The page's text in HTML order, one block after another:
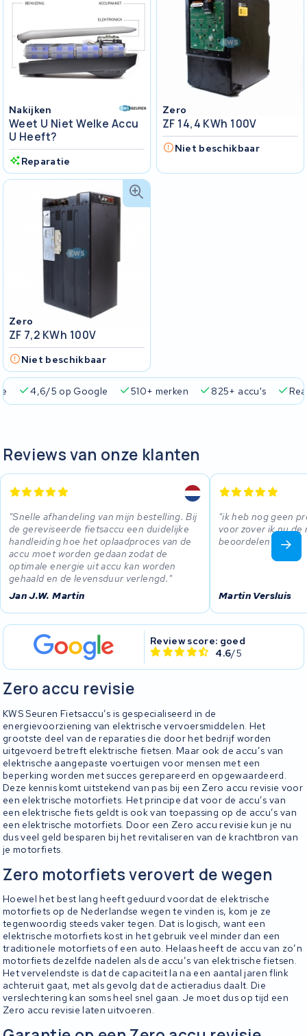
Nakijken
Weet U Niet Welke Accu
U Heeft?
Reparatie
Zero
ZF 14,4 KWh 100V
Niet beschikbaar
Zero
ZF 7,2 KWh 100V
Niet beschikbaar
4,6/5 op Google 510+ merken 825+ accu's
Reviews van onze klanten
Snelle afhandeling van mijn bestelling. Bij
de gereviseerde fietsaccu een duidelijke
handleiding hoe het oplaadproces van de
accu moet worden gedaan zodat de
optimale energie uit accu kan worden
gehaald en de levensduur verlengd.
Jan J.W. Martin
ik heb nog geen
voor zover ik nu de
beoordelen .
Martin Versluis
Review score: goed
4.6/5
Zero accu revisie
KWS Seuren Fietsaccu’s is gespecialiseerd in de
energievoorziening van elektrische vervoersmiddelen. Het
grootste deel van de reparaties die door het bedrijf worden
uitgevoerd betreft elektrische fietsen. Maar ook de accu’s van
elektrische aangepaste voertuigen voor mensen met een
beperking worden met succes gerepareerd en opgewaardeerd.
Deze kennis komt uitstekend van pas bij een Zero accu revisie voor
een elektrische motorfiets. Het principe dat voor de accu’s van
een elektrische fiets geldt is ook van toepassing op de accu’s van
een elektrische motorfiets. Door een Zero accu revisie kun je nu
dus veel geld besparen bij het revitaliseren van de krachtbron van
je motorfiets.
Zero motorfiets verovert de wegen
Hoewel het best lang heeft geduurd voordat de elektrische
motorfiets op de Nederlandse wegen te vinden is, kom je ze
tegenwoordig steeds vaker tegen. Dat is logisch, want een
elektrische motorfiets kost in het gebruik veel minder dan een
traditionele motorfiets of een auto. Helaas heeft de accu van zo’n
motorfiets dezelfde nadelen als de accu’s van elektrische fietsen.
Het vervelendste is dat de capaciteit la na een aantal jaren flink
achteruit gaat, met als gevolg dat de actieradius daalt. Die
verslechtering kan soms heel snel gaan. Je moet dus op tijd een
Zero accu revisie laten uitvoeren.